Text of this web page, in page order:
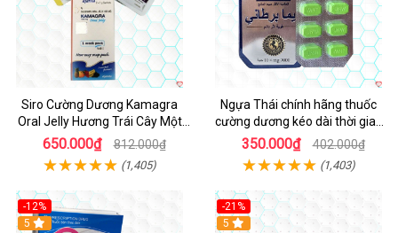
Siro Cường Dương Kamagra
Oral Jelly Hương Trái Cây Một
Hộp 7 Gói 100g
650.000₫ 812.000₫
(1,405)
Ngựa Thái chính hãng thuốc
cường dương kéo dài thời gian
cho Nam hộp 10 viên
350.000₫ 402.000₫
(1,403)
-12%
5
-21%
5